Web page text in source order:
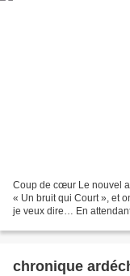
Coup de cœur Le nouvel
« Un bruit qui Court », et
je veux dire… En
chronique